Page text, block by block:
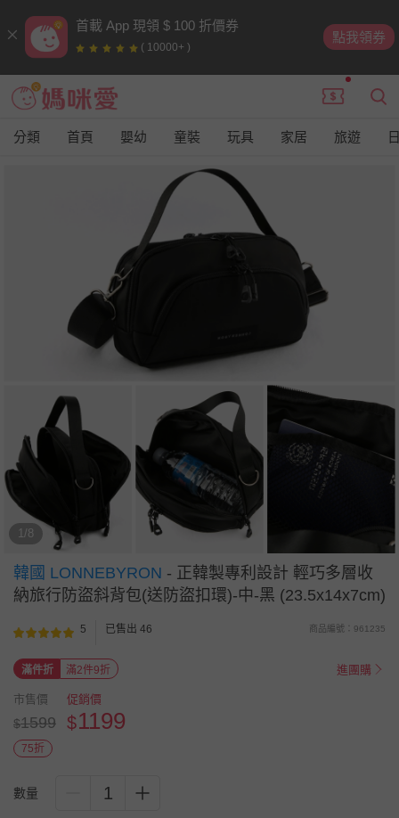
首載 App 現領 $ 100 折價券
( 10000+ )
點我領券
分類 首頁 嬰幼 童裝 玩具 家居 旅遊
1/8
韓國 LONNEBYRON - 正韓製專利設計 輕巧多層收
納旅行防盜斜背包(送防盜扣環)-中-黑 (23.5x14x7cm)
5 已售出 46 商品編號：961235
滿件折 滿2件9折 進團購
市售價
$1599
促銷價
$1199
75折
數量 1